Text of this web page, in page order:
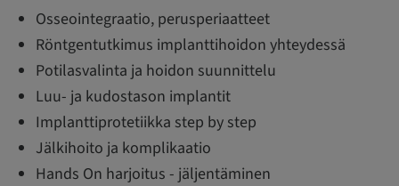
Osseointegraatio, perusperiaatteet
Röntgentutkimus implanttihoidon yhteydessä
Potilasvalinta ja hoidon suunnittelu
Luu- ja kudostason implantit
Implanttiprotetiikka step by step
Jälkihoito ja komplikaatio
Hands On harjoitus - jäljentäminen